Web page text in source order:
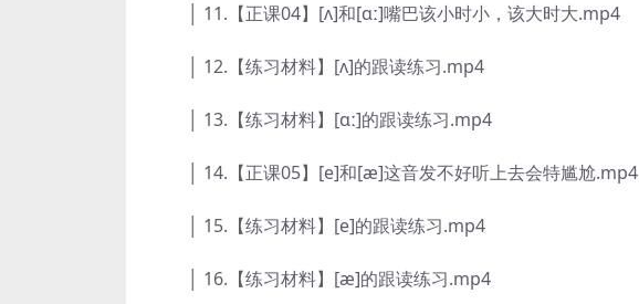
│ 11.【正课04】[ʌ]和[ɑː]嘴巴该小时小，该大时大.mp4
│ 12.【练习材料】[ʌ]的跟读练习.mp4
│ 13.【练习材料】[ɑː]的跟读练习.mp4
│ 14.【正课05】[e]和[æ]这音发不好听上去会特尴尬.mp4
│ 15.【练习材料】[e]的跟读练习.mp4
│ 16.【练习材料】[æ]的跟读练习.mp4